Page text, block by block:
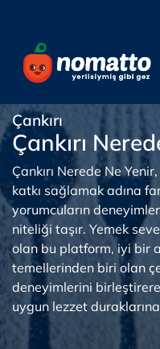
Çankırı
Çankırı
Çankırı Nerede Ne
katkı sağlamak adına
yorumcuların
niteliği taşır. Yemek
olan bu platform, iyi bir
temellerinden biri olan
deneyimlerini
uygun lezzet